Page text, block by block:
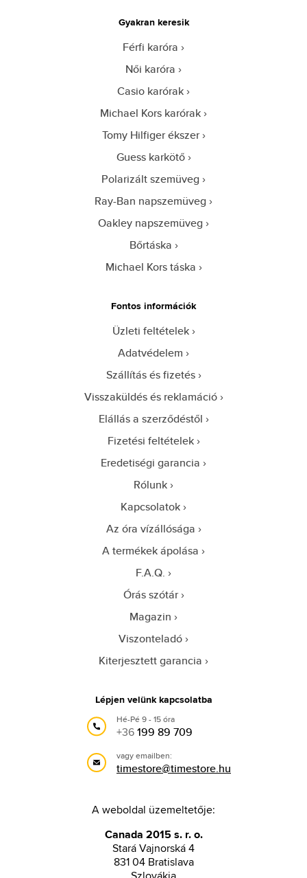
Gyakran keresik
Férfi karóra
Női karóra
Casio karórak
Michael Kors karórak
Tomy Hilfiger ékszer
Guess karkötő
Polarizált szemüveg
Ray-Ban napszemüveg
Oakley napszemüveg
Bőrtáska
Michael Kors táska
Fontos információk
Üzleti feltételek
Adatvédelem
Szállítás és fizetés
Visszaküldés és reklamáció
Elállás a szerződéstől
Fizetési feltételek
Eredetiségi garancia
Rólunk
Kapcsolatok
Az óra vízállósága
A termékek ápolása
F.A.Q.
Órás szótár
Magazin
Viszonteladó
Kiterjesztett garancia
Lépjen velünk kapcsolatba
Hé-Pé 9 - 15 óra
+36199 89 709
vagy emailben:
timestore@timestore.hu
A weboldal üzemeltetője:
Canada 2015 s. r. o.
Stará Vajnorská 4
831 04 Bratislava